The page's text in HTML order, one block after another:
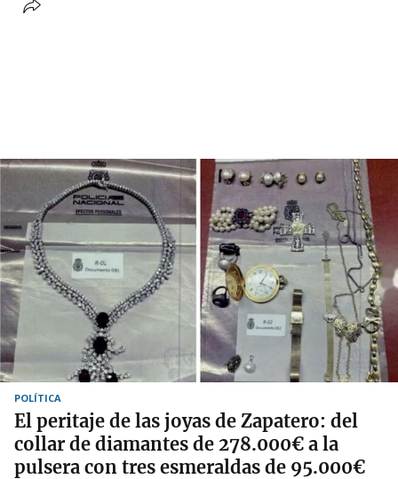
POLÍTICA
El peritaje de las joyas de Zapatero: del
collar de diamantes de 278.000€ a la
pulsera con tres esmeraldas de 95.000€